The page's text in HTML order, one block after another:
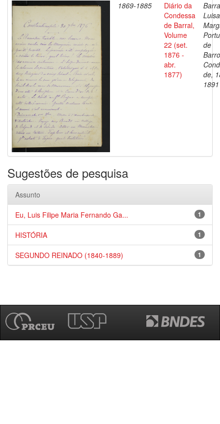
1869-1885
Diário da
Condessa
de Barral,
Volume
22 (set.
1876 -
abr.
1877)
Luisa
de
de,
1891
Sugestões de pesquisa
Assunto
1
Eu, Luis Filipe Maria Fernando Ga...
1
HISTÓRIA
1
SEGUNDO REINADO (1840-1889)